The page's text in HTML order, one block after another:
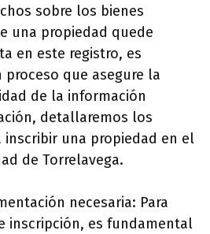
sobre los bienes
una propiedad quede
en este registro, es
proceso que asegure la
de la información
detallaremos los
inscribir una propiedad en el
de Torrelavega.
necesaria: Para
inscripción, es fundamental